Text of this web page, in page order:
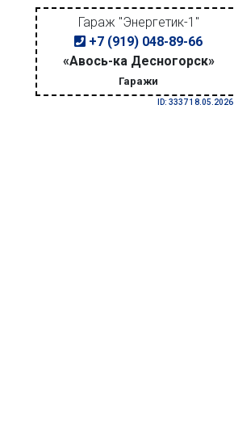
Гараж "Энергетик-1"
+7 (919) 048-89-66
«Авось-ка Десногорск»
Гаражи
ID: 3337 18.05.2026